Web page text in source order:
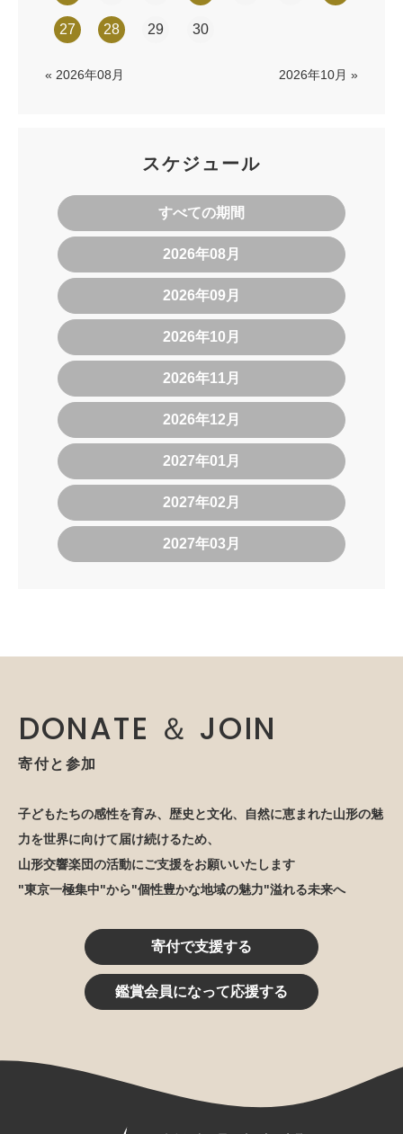
27 28 29 30
« 2026年08月 2026年10月 »
スケジュール
すべての期間
2026年08月
2026年09月
2026年10月
2026年11月
2026年12月
2027年01月
2027年02月
2027年03月
DONATE ＆ JOIN
寄付と参加
子どもたちの感性を育み、歴史と文化、自然に恵まれた山形の魅
力を世界に向けて届け続けるため、
山形交響楽団の活動にご支援をお願いいたします
"東京一極集中"から"個性豊かな地域の魅力"溢れる未来へ
寄付で支援する
鑑賞会員になって応援する